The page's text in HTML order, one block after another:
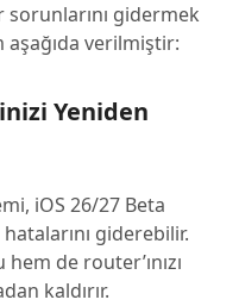
sorunlarını gidermek
aşağıda verilmiştir:
Yeniden
iOS 26/27 Beta
giderebilir.
de router’ınızı
kaldırır.